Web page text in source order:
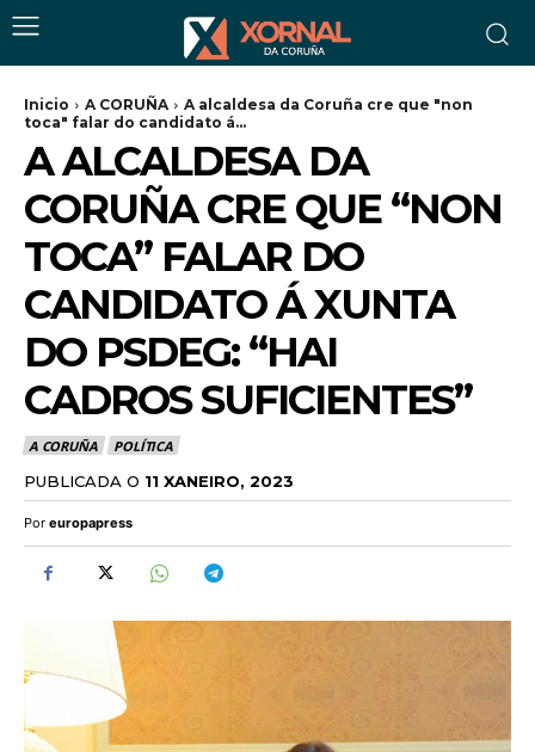
Inicio A CORUÑA
A alcaldesa da Coruña cre que "non
toca" falar do candidato á...
A ALCALDESA DA
CORUÑA CRE QUE “NON
TOCA” FALAR DO
CANDIDATO Á XUNTA
DO PSDEG: “HAI
CADROS SUFICIENTES”
A CORUÑA POLÍTICA
PUBLICADA O 11 XANEIRO, 2023
Por europapress